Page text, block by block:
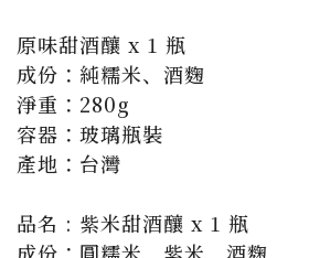
原味甜酒釀 x 1 瓶
成份：純糯米、酒麴
淨重：280g
容器：玻璃瓶裝
產地：台灣
品名 : 紫米甜酒釀 x 1 瓶